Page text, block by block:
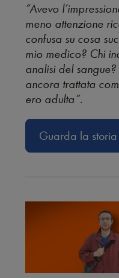
“Avevo
meno attenzione
confusa su cosa
mio medico? Chi
analisi del
ancora trattata
ero adulta”.
Guarda la storia